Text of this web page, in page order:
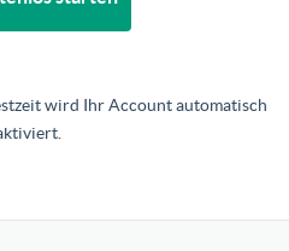
wird Ihr Account automatisch